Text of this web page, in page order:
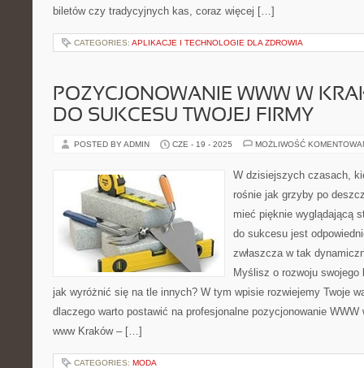
biletów czy tradycyjnych kas, coraz więcej […]
CATEGORIES: APLIKACJE I TECHNOLOGIE DLA ZDROWIA
POZYCJONOWANIE WWW W
DO SUKCESU TWOJEJ FIRMY
POSTED BY ADMIN CZE - 19 - 2025 MOŻLIWOŚĆ
W dzisiejszych czasach,
rośnie jak grzyby po
mieć pięknie wyglądającą
do sukcesu jest
zwłaszcza w tak
Myślisz o rozwoju
jak wyróżnić się na tle innych? W tym wpisie rozwiejemy Twoje
dlaczego warto postawić na profesjonalne pozycjonowanie
www Kraków – […]
CATEGORIES: MODA